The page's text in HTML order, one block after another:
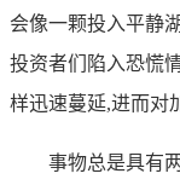
会像一颗投入平静
投资者们陷入恐慌
样迅速蔓延,进而对
事物总是具有